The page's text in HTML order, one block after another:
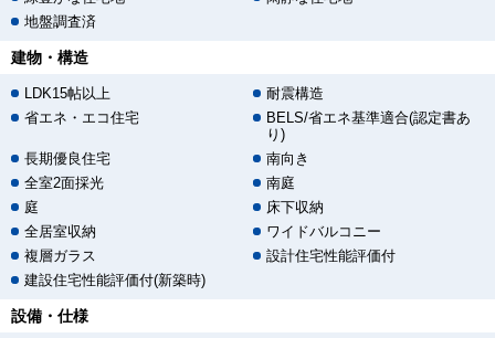
地盤調査済
建物・構造
LDK15帖以上
耐震構造
省エネ・エコ住宅
BELS/省エネ基準適合(認定書あ
り)
長期優良住宅
南向き
全室2面採光
南庭
庭
床下収納
全居室収納
ワイドバルコニー
複層ガラス
設計住宅性能評価付
建設住宅性能評価付(新築時)
設備・仕様